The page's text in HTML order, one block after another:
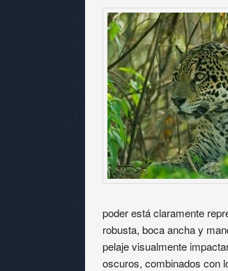
poder está claramente
robusta, boca ancha y
pelaje visualmente
oscuros, combinados con